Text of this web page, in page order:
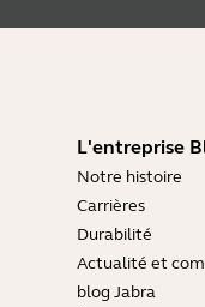
L'entreprise
Notre histoire
Carrières
Durabilité
Actualité et
blog Jabra